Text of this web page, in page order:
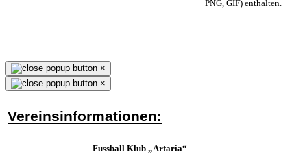
PNG, GIF) enthalten.
×
×
Vereinsinformationen:
Fussball Klub „Artaria“